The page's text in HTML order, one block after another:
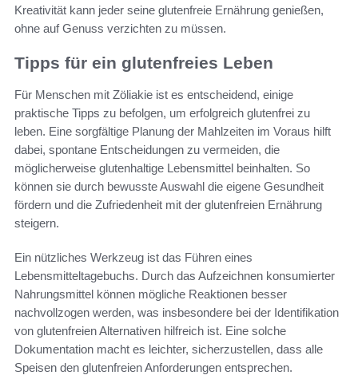
Kreativität kann jeder seine glutenfreie Ernährung genießen,
ohne auf Genuss verzichten zu müssen.
Tipps für ein glutenfreies Leben
Für Menschen mit Zöliakie ist es entscheidend, einige
praktische Tipps zu befolgen, um erfolgreich glutenfrei zu
leben. Eine sorgfältige Planung der Mahlzeiten im Voraus hilft
dabei, spontane Entscheidungen zu vermeiden, die
möglicherweise glutenhaltige Lebensmittel beinhalten. So
können sie durch bewusste Auswahl die eigene Gesundheit
fördern und die Zufriedenheit mit der glutenfreien Ernährung
steigern.
Ein nützliches Werkzeug ist das Führen eines
Lebensmitteltagebuchs. Durch das Aufzeichnen konsumierter
Nahrungsmittel können mögliche Reaktionen besser
nachvollzogen werden, was insbesondere bei der Identifikation
von glutenfreien Alternativen hilfreich ist. Eine solche
Dokumentation macht es leichter, sicherzustellen, dass alle
Speisen den glutenfreien Anforderungen entsprechen.